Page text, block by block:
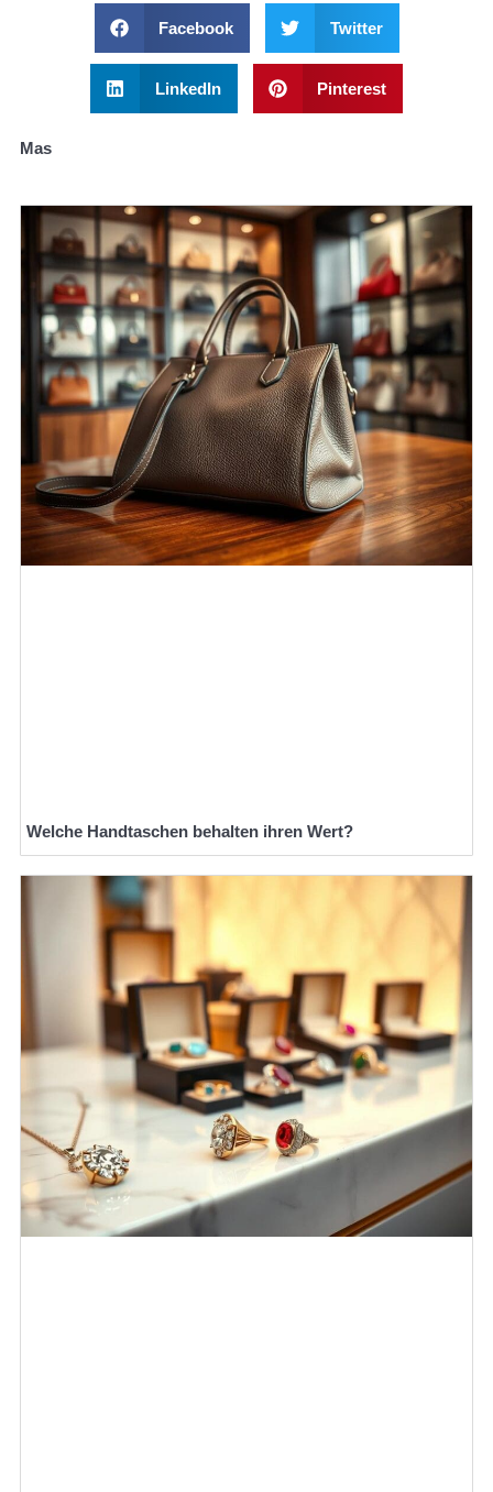
Facebook Twitter
LinkedIn Pinterest
Mas
Welche Handtaschen behalten ihren Wert?